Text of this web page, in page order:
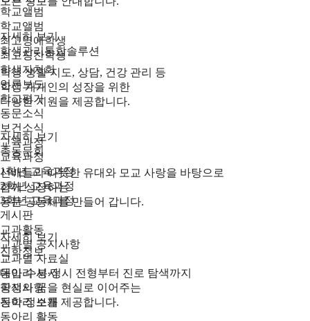
학교앨범
학교앨범
최고명예학생
최고칭찬학생
학생자치회
언론보도
학교평가
동문소식
보건소식
교육과정
교육과정
1학년 교육과정
2학년 교육과정
3학년 교육과정
게시판
교과활동
교과별 공지사항
교과별 자료실
동아리·봉사
공지사항
동아리 소개
동아리 활동
자세히 보기
학생관리통합솔루션
학생 생활 지도, 상담, 건강 관리 등
학생 개개인의 성장을 위한
다양한 지원을 제공합니다.
자세히 보기
총동문회
선배들의 따뜻한 유대와 모교 사랑을 바탕으로
함께 성장하는
동문 공동체를 만들어 갑니다.
자세히 보기
진학정보
대입 수시·정시 전형부터 진로 탐색까지
학생의 꿈을 현실로 이어주는
진학 정보를 제공합니다.